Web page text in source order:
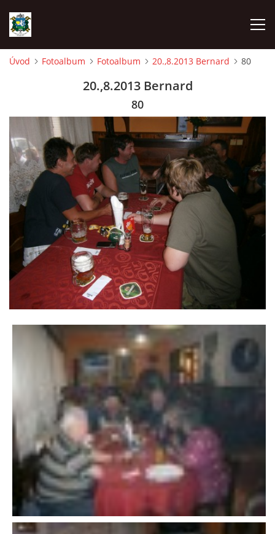
LÁVKA
FICHTLCUP
PŘIHLAŠOVACÍ FORMULÁŘ NA FICHTLCUP 2026
LISTINA PŘIHLÁŠENÝCH ZÁVODNÍKŮ FICHTLCUP 2026
VÝSLEDKY 19. ROČNÍKU LICOMĚLICKÉHO FICHTLCUPU
SEZNAM ČLENŮ SDH
MLADÍ HASIČI
LETNÍ AREÁL U NÁDRŽKY
HISTORIE
Úvod Fotoalbum Fotoalbum 20.,8.2013 Bernard 80
20.,8.2013 Bernard
80